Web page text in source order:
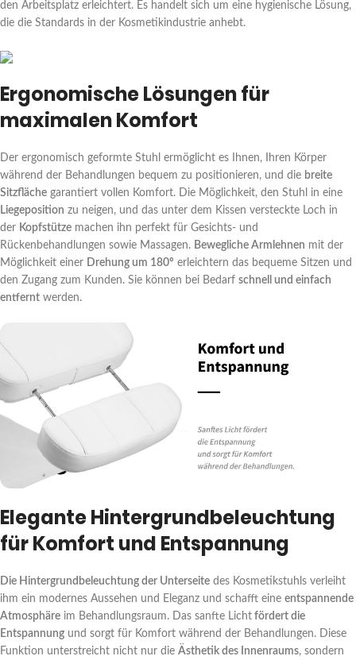
den Arbeitsplatz erleichtert. Es handelt sich um eine hygienische Lösung,
die die Standards in der Kosmetikindustrie anhebt.
Ergonomische Lösungen für
maximalen Komfort
Der ergonomisch geformte Stuhl ermöglicht es Ihnen, Ihren Körper
während der Behandlungen bequem zu positionieren, und die breite
Sitzfläche garantiert vollen Komfort. Die Möglichkeit, den Stuhl in eine
Liegeposition zu neigen, und das unter dem Kissen versteckte Loch in
der Kopfstütze machen ihn perfekt für Gesichts- und
Rückenbehandlungen sowie Massagen. Bewegliche Armlehnen mit der
Möglichkeit einer Drehung um 180º erleichtern das bequeme Sitzen und
den Zugang zum Kunden. Sie können bei Bedarf schnell und einfach
entfernt werden.
Elegante Hintergrundbeleuchtung
für Komfort und Entspannung
Die Hintergrundbeleuchtung der Unterseite des Kosmetikstuhls verleiht
ihm ein modernes Aussehen und Eleganz und schafft eine entspannende
Atmosphäre im Behandlungsraum. Das sanfte Licht fördert die
Entspannung und sorgt für Komfort während der Behandlungen. Diese
Funktion unterstreicht nicht nur die Ästhetik des Innenraums, sondern